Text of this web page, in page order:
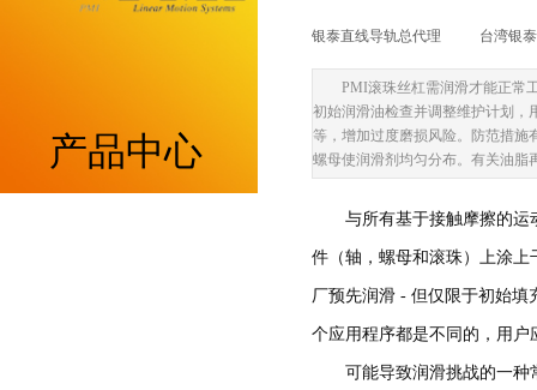
银泰直线导轨总代理 台湾银
PMI滚珠丝杠需润滑才能正常
初始润滑油检查并调整维护计划，
等，增加过度磨损风险。防范措施
螺母使润滑剂均匀分布。有关油脂
与所有基于接触摩擦的运
件（轴，螺母和滚珠）上涂
厂预先润滑 - 但仅限于初始填
个应用程序都是不同的，用
可能导致润滑挑战的一种
产品中心